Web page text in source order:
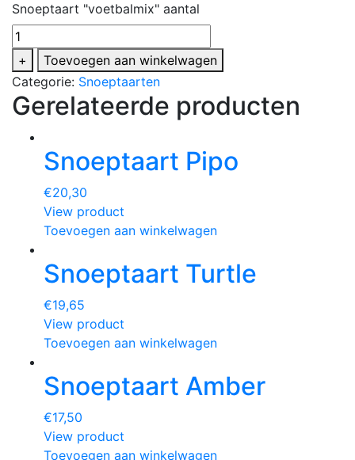
Snoeptaart "voetbalmix" aantal
+
Toevoegen aan winkelwagen
Categorie: Snoeptaarten
Gerelateerde producten
Snoeptaart Pipo
€20,30
View product
Toevoegen aan winkelwagen
Snoeptaart Turtle
€19,65
View product
Toevoegen aan winkelwagen
Snoeptaart Amber
€17,50
View product
Toevoegen aan winkelwagen